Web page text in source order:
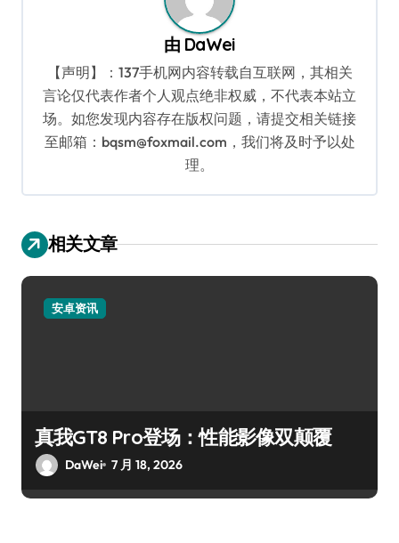
由 DaWei
【声明】：137手机网内容转载自互联网，其相关
言论仅代表作者个人观点绝非权威，不代表本站立
场。如您发现内容存在版权问题，请提交相关链接
至邮箱：bqsm@foxmail.com，我们将及时予以处
理。
相关文章
安卓资讯
真我GT8 Pro登场：性能影像双颠覆
DaWei 7 月 18, 2026